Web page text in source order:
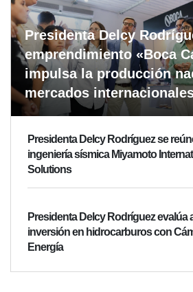
Presidenta Delcy
emprendimiento «Boca
impulsa la producción
mercados
Presidenta Delcy Rodríguez se
ingeniería sísmica Miyamoto
Solutions
Presidenta Delcy Rodríguez evalúa
inversión en hidrocarburos con
Energía